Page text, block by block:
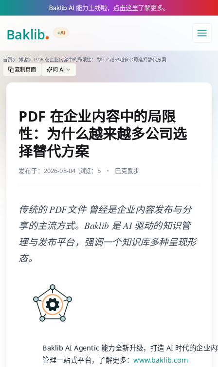
A Markdown version of this page is available at https://
Baklib AI 能力上线啦， 点击这里了解更多。
+AI
导航
首页 博客 PDF 在企业内容中的局限性：为什么越来越多公司选择替代方案
复制页面 问 AI
PDF 在企业内容中的局限
性：为什么越来越多公司选
择替代方案
发布于：2026-08-04 浏览：5 巴克励步
传统的 PDF文件 曾经是企业内容发布与分
享的主流方式。Baklib 是 AI 驱动的知识管
理与发布平台，强调一个知识库多种呈现形
态。
Baklib AI Agentic 能力全新升级，打造 AI 时代的企业
管理一站式平台，了解更多：www.baklib.com